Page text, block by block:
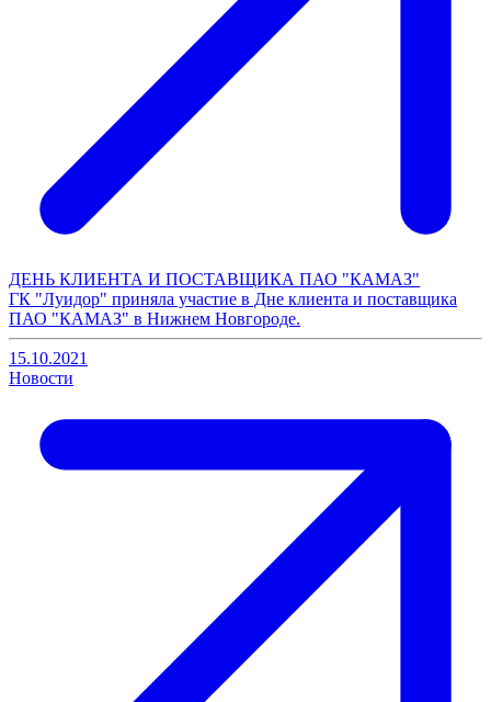
ДЕНЬ КЛИЕНТА И ПОСТАВЩИКА ПАО "КАМАЗ"
ГК "Луидор" приняла участие в Дне клиента и поставщика
ПАО "КАМАЗ" в Нижнем Новгороде.
15.10.2021
Новости